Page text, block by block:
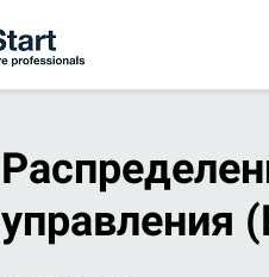
управления